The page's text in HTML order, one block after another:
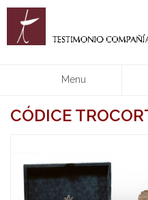
Menu
CÓDICE